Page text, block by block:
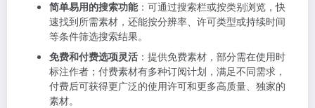
简单易用的搜索功能：可通过搜索栏或按类别浏览，快
速找到所需素材，还能按分辨率、许可类型或持续时间
等条件筛选搜索结果。
免费和付费选项灵活 ：提供免费素材，部分需在使用时
标注作者；付费素材有多种订阅计划，满足不同需求，
付费后可获得更广泛的使用许可和更多高质量、独家的
素材。